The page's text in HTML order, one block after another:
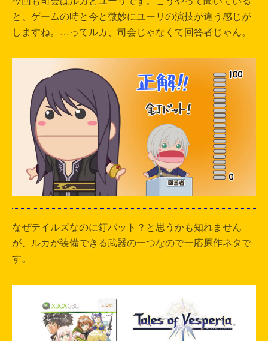
と、ゲームの時と今と微妙にユーリの演技が違う感じが
しますね。…ってルカ、司会じゃなくて回答者じゃん。
なぜテイルズなのに釘バット？と思うかも知れません
が、ルカが装備できる武器の一つなので一応原作ネタで
す。